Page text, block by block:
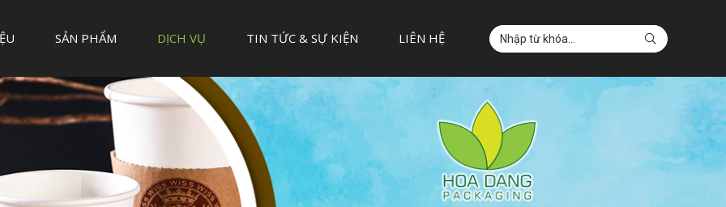
SẢN PHẨM DỊCH VỤ TIN TỨC & SỰ KIỆN LIÊN HỆ